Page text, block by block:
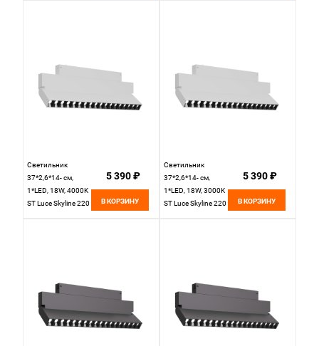
Светильник
37*2,6*14- см,
1*LED, 18W, 4000K
ST Luce Skyline 220
5 390 ₽
В КОРЗИНУ
Светильник
37*2,6*14- см,
1*LED, 18W, 3000K
ST Luce Skyline 220
5 390 ₽
В КОРЗИНУ